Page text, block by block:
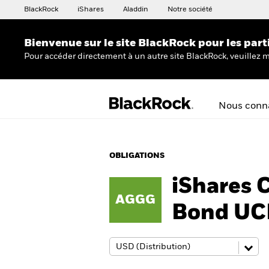
BlackRock iShares Aladdin Notre société
Bienvenue sur le site BlackRock pour les
Pour accéder directement à un autre site BlackRock, veuillez
Nous
OBLIGATIONS
AGGG
iShares
Bond